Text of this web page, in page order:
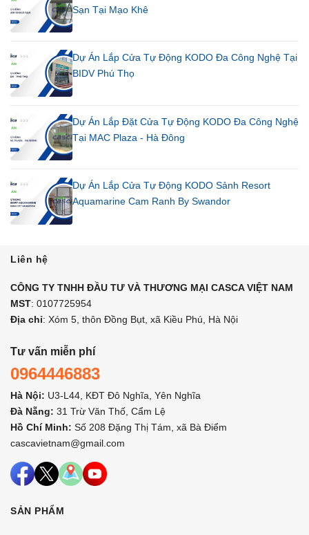
Sạn Tại Mạo Khê
Dự Án Lắp Cửa Tự Động KODO Đa Công Nghệ Tại
BIDV Phú Thọ
Dự Án Lắp Đặt Cửa Tự Động KODO Đa Công Nghệ
Tại MAC Plaza - Hà Đông
Dự Án Lắp Cửa Tự Động KODO Sảnh Resort
Aquamarine Cam Ranh By Swandor
Liên hệ
CÔNG TY TNHH ĐẦU TƯ VÀ THƯƠNG MẠI CASCA VIỆT NAM
MST: 0107725954
Địa chỉ: Xóm 5, thôn Đồng Bụt, xã Kiều Phú, Hà Nội
Tư vấn miễn phí
0964446883
Hà Nội: U3-L44, KĐT Đô Nghĩa, Yên Nghĩa
Đà Nẵng: 31 Trừ Văn Thố, Cẩm Lệ
Hồ Chí Minh: Số 208 Đặng Thị Tám, xã Bà Điểm
cascavietnam@gmail.com
SẢN PHẨM